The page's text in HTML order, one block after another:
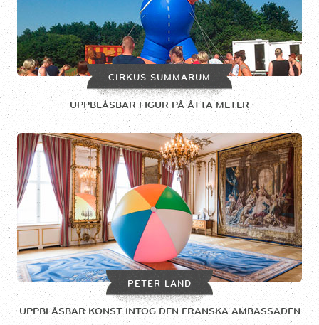
CIRKUS SUMMARUM
UPPBLÅSBAR FIGUR PÅ ÅTTA METER
PETER LAND
UPPBLÅSBAR KONST INTOG DEN FRANSKA AMBASSADEN